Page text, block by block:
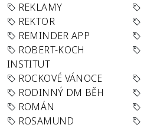
REKLAMY
REKTOR
REMINDER APP
ROBERT-KOCH
INSTITUT
ROCKOVÉ VÁNOCE
RODINNÝ DM BĚH
ROMÁN
ROSAMUND